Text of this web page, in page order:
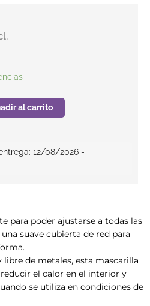
con carbón y válvula FFP2
al carrito
12/08/2026 -
para poder ajustarse a todas las
suave cubierta de red para
de metales, esta mascarilla
el calor en el interior y
se utiliza en condiciones de